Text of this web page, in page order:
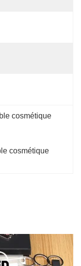
cosmétique
cosmétique